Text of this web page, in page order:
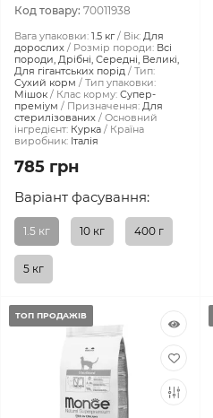
Код товару: 70011938
Вага упаковки: 1.5 кг Вік: Для
дорослих
Розмір породи: Всі
породи, Дрібні, Середні, Великі,
Для гігантських порід
Тип:
Сухий корм
Тип упаковки:
Мішок
Клас корму: Супер-
преміум
Призначення: Для
стерилізованих
Основний
інгредієнт: Курка
Країна
виробник: Італія
785 грн
Варіант фасування:
1.5 кг 10 кг 400 г
5 кг
ТОП ПРОДАЖІВ